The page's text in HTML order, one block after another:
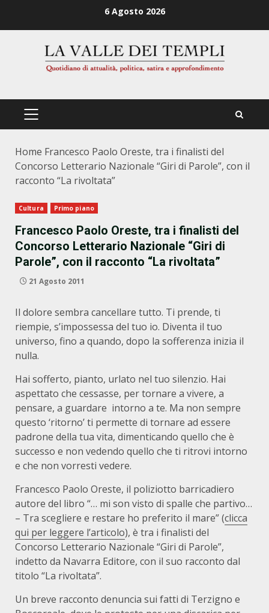
6 Agosto 2026
PRIMÄRES
Home Francesco Paolo Oreste, tra i finalisti del
Concorso Letterario Nazionale “Giri di Parole”, con il
racconto “La rivoltata”
Cultura Primo piano
Francesco Paolo Oreste, tra i finalisti del
Concorso Letterario Nazionale “Giri di
Parole”, con il racconto “La rivoltata”
21 Agosto 2011
Il dolore sembra cancellare tutto. Ti prende, ti
riempie, s’impossessa del tuo io. Diventa il tuo
universo, fino a quando, dopo la sofferenza inizia il
nulla.
Hai sofferto, pianto, urlato nel tuo silenzio. Hai
aspettato che cessasse, per tornare a vivere, a
pensare, a guardare intorno a te. Ma non sempre
questo ‘ritorno’ ti permette di tornare ad essere
padrone della tua vita, dimenticando quello che è
successo e non vedendo quello che ti ritrovi intorno
e che non vorresti vedere.
Francesco Paolo Oreste, il poliziotto barricadiero
autore del libro “… mi son visto di spalle che partivo…
– Tra scegliere e restare ho preferito il mare” (clicca
qui per leggere l’articolo), è tra i finalisti del
Concorso Letterario Nazionale “Giri di Parole”,
indetto da Navarra Editore, con il suo racconto dal
titolo “La rivoltata”.
Un breve racconto denuncia sui fatti di Terzigno e